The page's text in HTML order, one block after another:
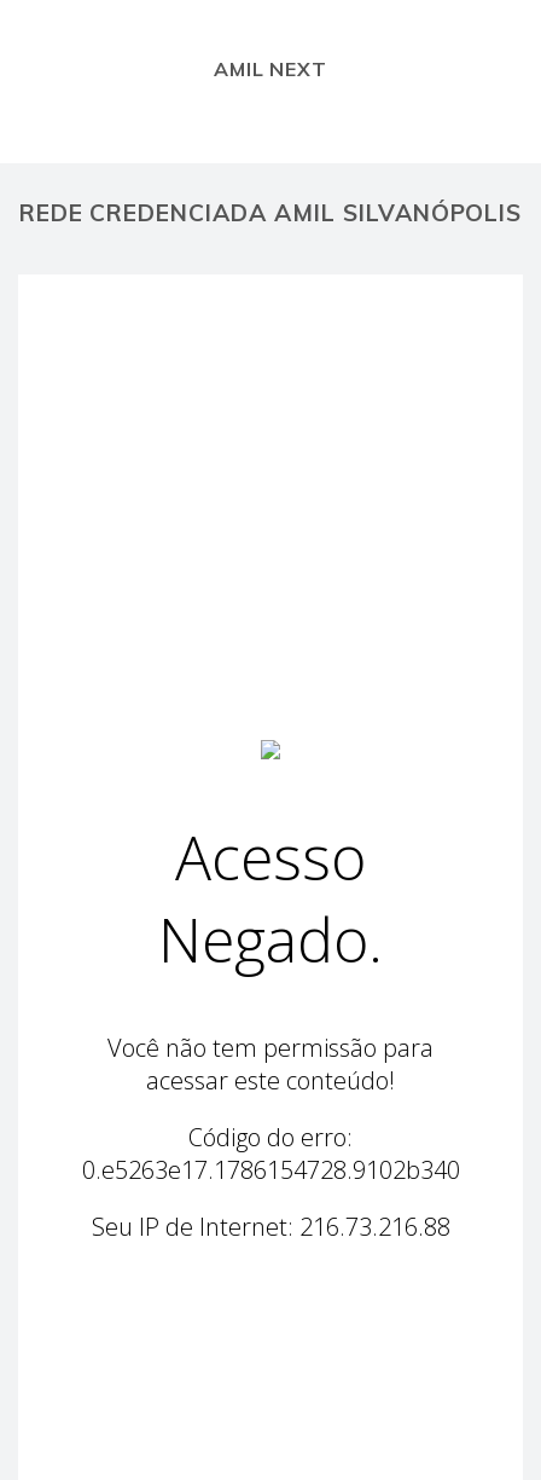
AMIL NEXT
REDE CREDENCIADA AMIL SILVANÓPOLIS